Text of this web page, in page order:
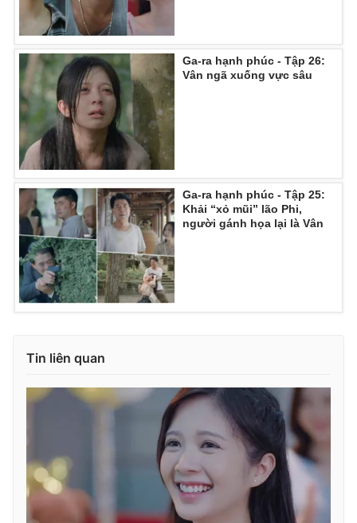
Ga-ra hạnh phúc - Tập 26:
Vân ngã xuống vực sâu
Ga-ra hạnh phúc - Tập 25:
Khải “xỏ mũi” lão Phi,
người gánh họa lại là Vân
Tin liên quan